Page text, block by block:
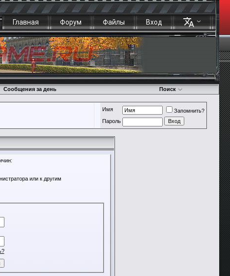
Главная Форум Файлы Вход
Сообщения за день Поиск
Имя
Запомнить?
Пароль
или к другим